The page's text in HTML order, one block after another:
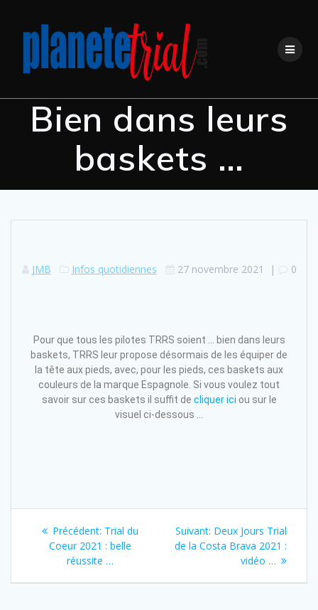
Bien dans leurs
baskets …
JMB Infos quotidiennes 27 novembre 2021 | 0
Pour que tous les pilotes TRRS soient … bien dans leurs
baskets, TRRS leur propose désormais de les équiper de
la tête aux pieds, avec, pour les pieds, ces baskets aux
couleurs de la marque Espagnole. Si vous voulez tout
savoir sur ces baskets il suffit de cliquer ici ou sur le
visuel ci-dessous …
Précédent: Trial du
Coeur 2021 : belle
réussite …
Suivant: Deux Jours Trial
de la Costa Brava 2021 :
vidéo …